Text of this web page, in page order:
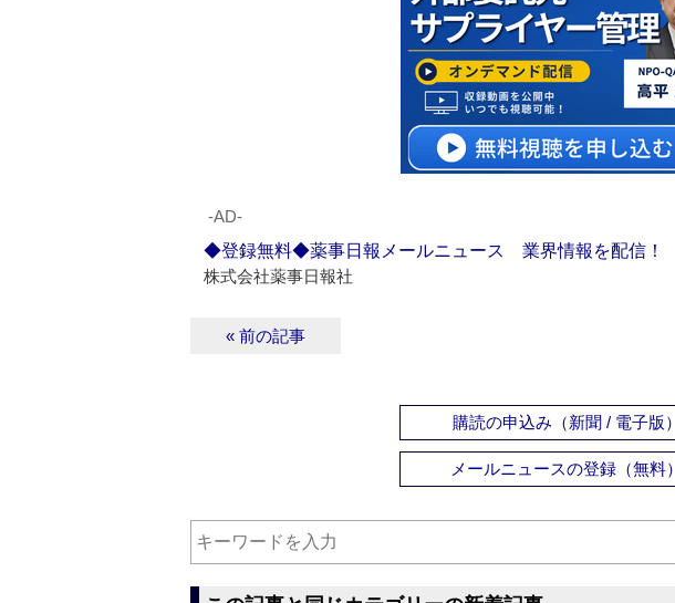
‐AD‐
◆登録無料◆薬事日報メールニュース 業界情報を配信！
株式会社薬事日報社
« 前の記事
購読の申込み（新聞 / 電子版）
メールニュースの登録（無料）